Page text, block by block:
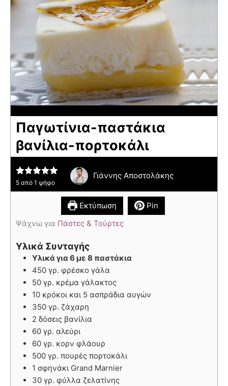
Παγωτίνια-παστάκια
βανίλια-πορτοκάλι
5 από 1 ψήφο
Γιάννης Αποστολάκης
Εκτύπωση
Pin
Ψάχνω για Πάστες & Τούρτες
Υλικά Συνταγής
Υλικά για 6 με 8 παστάκια
450 γρ. φρέσκο γάλα
50 γρ. κρέμα γάλακτος
10 κρόκοι και 5 ασπράδια αυγών
350 γρ. ζάχαρη
2 δόσεις βανίλια
60 γρ. αλεύρι
60 γρ. κορν φλάουρ
500 γρ. πουρές πορτοκάλι
1 σφηνάκι Grand Marnier
30 γρ. φύλλα ζελατίνης